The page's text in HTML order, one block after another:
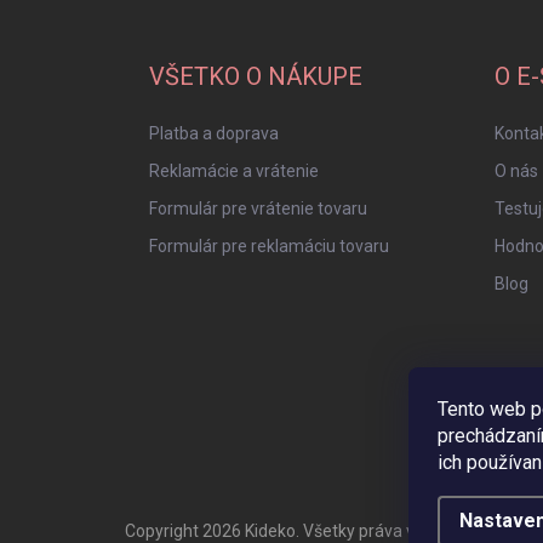
Tento web
ich
VŠETKO O NÁKUPE
Platba a doprava
Reklamácie a vrátenie
Formulár pre vrátenie tovaru
Formulár pre reklamáciu tovaru
O
O nás
Blog
Copyright 2026 Kideko. Všetky práva vyhradené.